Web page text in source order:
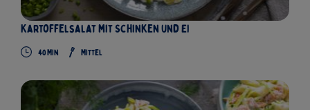
Kartoffelsalat mit Schinken und Ei
40Min Mittel